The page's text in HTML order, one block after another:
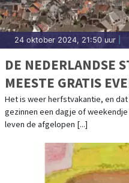
24 oktober 2024, 21:50 uur
DE NEDERLANDSE
MEESTE GRATIS
Het is weer herfstvakantie, en
gezinnen een dagje of
leven de afgelopen [...]